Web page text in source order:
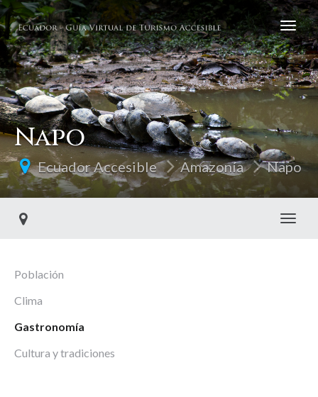
Napo
Ecuador Accesible Amazonía Napo
Población
Clima
Gastronomía
Cultura y tradiciones